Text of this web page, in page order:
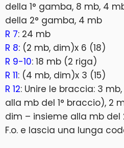
della 1° gamba, 8 mb, 4
della 2° gamba, 4 mb
R 7: 24 mb
R 8: (2 mb, dim)x 6 (18)
R 9-10: 18 mb (2 riga)
R 11: (4 mb, dim)x 3 (15)
R 12: Unire le braccia: 3
alla mb del 1° braccio), 2
dim – insieme alla mb del
F.o. e lascia una lunga